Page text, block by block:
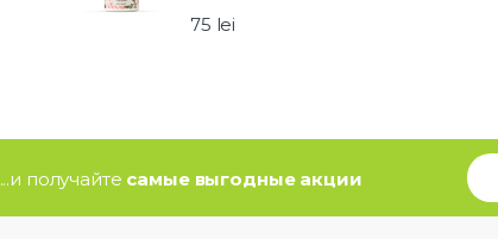
75 lei
...и получайте самые выгодные акции